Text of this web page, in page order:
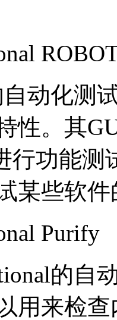
化测试
性。其
行功能测
某些软
Purify
的自动
用来检